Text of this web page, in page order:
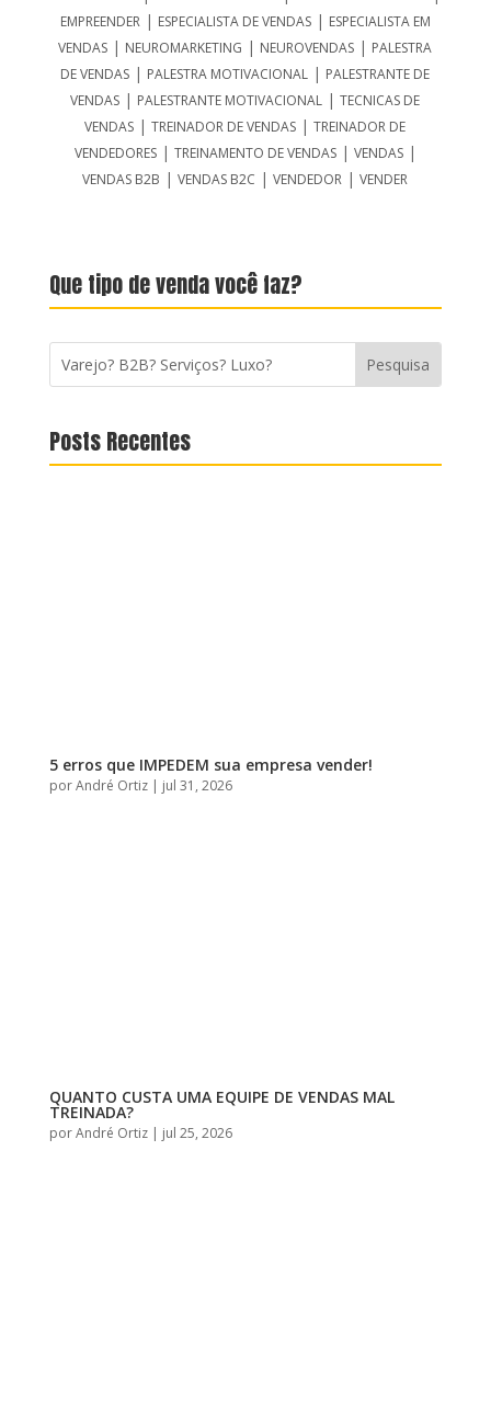
EMPREENDER| ESPECIALISTA DE VENDAS| ESPECIALISTA EM
VENDAS | NEUROMARKETING | NEUROVENDAS | PALESTRA
DE VENDAS | PALESTRA MOTIVACIONAL | PALESTRANTE DE
VENDAS | PALESTRANTE MOTIVACIONAL |TECNICAS DE
VENDAS |TREINADOR DE VENDAS |TREINADOR DE
VENDEDORES| TREINAMENTO DE VENDAS| VENDAS|
VENDAS B2B |VENDAS B2C |VENDEDOR |VENDER
Que tipo de venda você faz?
Posts Recentes
5 erros que IMPEDEM sua empresa vender!
porAndré Ortiz| jul 31, 2026
QUANTO CUSTA UMA EQUIPE DE VENDAS MAL
TREINADA?
porAndré Ortiz| jul 25, 2026